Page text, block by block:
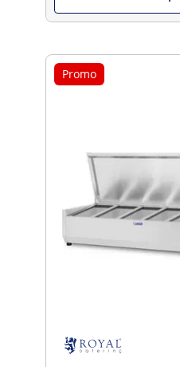
Promo